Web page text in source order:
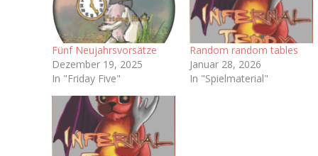
Fünf Neujahrsvorsätze
Dezember 19, 2025
In "Friday Five"
Random random tables
Januar 28, 2026
In "Spielmaterial"